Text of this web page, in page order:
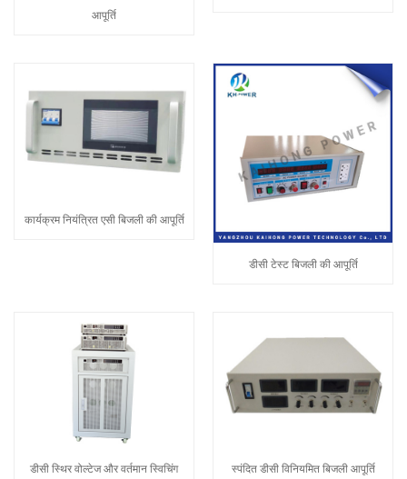
आपूर्ति
कार्यक्रम नियंत्रित एसी बिजली की आपूर्ति
डीसी टेस्ट बिजली की आपूर्ति
डीसी स्थिर वोल्टेज और वर्तमान स्विचिंग
स्पंदित डीसी विनियमित बिजली आपूर्ति